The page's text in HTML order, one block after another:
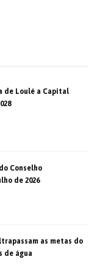
de Loulé a Capital
Conselho
de 2026
as metas do
de água